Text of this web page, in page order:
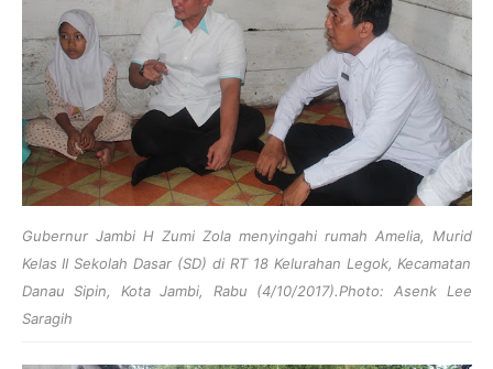
Gubernur Jambi H Zumi Zola menyingahi rumah Amelia, Murid
Kelas II Sekolah Dasar (SD) di RT 18 Kelurahan Legok, Kecamatan
Danau Sipin, Kota Jambi, Rabu (4/10/2017).Photo: Asenk Lee
Saragih